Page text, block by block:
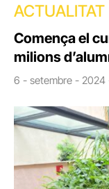
ACTUALITAT
Comença el
milions
6 - setembre - 2024 ·